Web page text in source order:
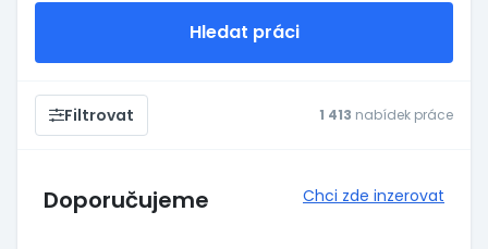
Hledat práci
Filtrovat 1 413 nabídek práce
Doporučujeme Chci zde inzerovat